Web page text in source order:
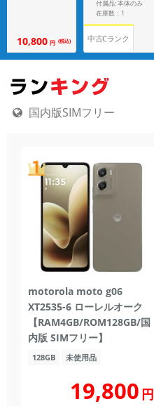
10,800 円 (税込)
付属品: 本体のみ
在庫数：1
中古Cランク
国内版SIMフリー
motorola moto g06
XT2535-6 ローレルオーク
【RAM4GB/ROM128GB/国
内版 SIMフリー】
128GB 未使用品
19,800円